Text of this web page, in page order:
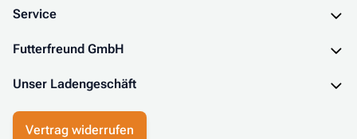
Service
Futterfreund GmbH
Unser Ladengeschäft
Vertrag widerrufen